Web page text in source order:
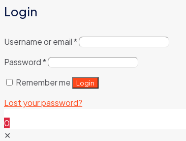
Login
Username or email*
Password*
Remember me
Login
Lost your password?
0
✕